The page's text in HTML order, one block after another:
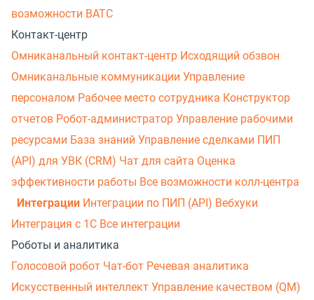
возможности ВАТС
Контакт-центр
Омниканальный контакт-центр Исходящий обзвон
Омниканальные коммуникации Управление
персоналом Рабочее место сотрудника Конструктор
отчетов Робот-администратор Управление рабочими
ресурсами База знаний Управление сделками ПИП
(API) для УВК (CRM) Чат для сайта Оценка
эффективности работы Все возможности колл-центра
Интеграции Интеграции по ПИП (API) Вебхуки
Интеграция с 1С Все интеграции
Роботы и аналитика
Голосовой робот Чат-бот Речевая аналитика
Искусственный интеллект Управление качеством (QM)